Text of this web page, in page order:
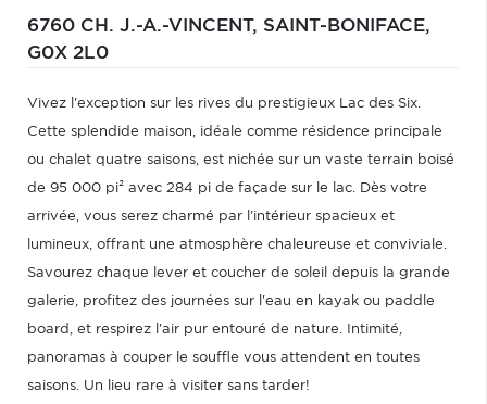
6760 CH. J.-A.-VINCENT, SAINT-BONIFACE,
G0X 2L0
Vivez l'exception sur les rives du prestigieux Lac des Six.
Cette splendide maison, idéale comme résidence principale
ou chalet quatre saisons, est nichée sur un vaste terrain boisé
de 95 000 pi² avec 284 pi de façade sur le lac. Dès votre
arrivée, vous serez charmé par l'intérieur spacieux et
lumineux, offrant une atmosphère chaleureuse et conviviale.
Savourez chaque lever et coucher de soleil depuis la grande
galerie, profitez des journées sur l'eau en kayak ou paddle
board, et respirez l'air pur entouré de nature. Intimité,
panoramas à couper le souffle vous attendent en toutes
saisons. Un lieu rare à visiter sans tarder!